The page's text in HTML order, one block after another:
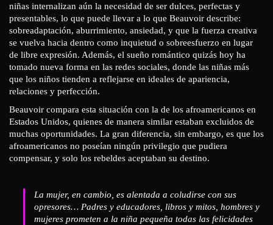
niñas internalizan aún la necesidad de ser dulces, perfectas y
presentables, lo que puede llevar a lo que Beauvoir describe:
sobreadaptación, aburrimiento, ansiedad, y que la fuerza creativa
se vuelva hacia dentro como inquietud o sobreesfuerzo en lugar
de libre expresión. Además, el sueño romántico quizás hoy ha
tomado nueva forma en las redes sociales, donde las niñas más
que los niños tienden a reflejarse en ideales de apariencia,
relaciones y perfección.
Beauvoir compara esta situación con la de los afroamericanos en
Estados Unidos, quienes de manera similar estaban excluidos de
muchas oportunidades. La gran diferencia, sin embargo, es que los
afroamericanos no poseían ningún privilegio que pudiera
compensar, y solo los rebeldes aceptaban su destino.
La mujer, en cambio, es alentada a coludirse con sus
opresores… Padres y educadores, libros y mitos, hombres y
mujeres prometen a la niña pequeña todas las felicidades